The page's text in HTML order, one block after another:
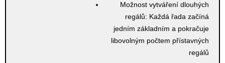
Možnost vytváření dlouhých
regálů: Každá řada začíná
jedním základním a pokračuje
libovolným počtem přístavných
regálů